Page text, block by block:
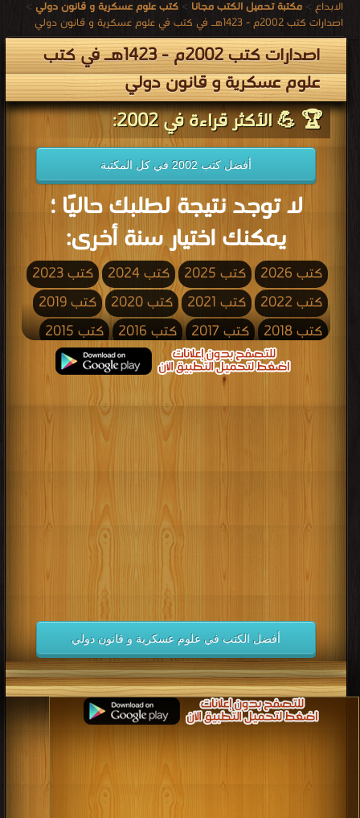
الابداع > مكتبة تحميل الكتب مجانا > كتب علوم عسكرية و قانون دولي >
اصدارات كتب 2002م - 1423هـ في كتب في علوم عسكرية و قانون دولي
اصدارات كتب 2002م - 1423هـ في كتب
علوم عسكرية و قانون دولي
🏆 💪 الأكثر قراءة في 2002:
أفضل كتب 2002 في كل المكتبة
لا توجد نتيجة لطلبك حاليًا ؛
يمكنك اختيار سنة أخرى:
كتب 2026 كتب 2025 كتب 2024
كتب 2023
كتب 2022
كتب 2021 كتب 2020
كتب 2019
كتب 2018
كتب 2017 كتب 2016
كتب 2015
كتب 2013 كتب 2012
كتب 2011
كتب 2009 كتب 2008
كتب 2006
كتب 2005 كتب 2004
كتب 2003
كتب 2000
كتب 1992
كتب 1991
كتب 1990
كتب 1989 كتب 1988
كتب 1987
كتب 1984
كتب 1983
كتب 1980
كتب 1979
كتب 1978
كتب 1977 كتب 1976
كتب 1975
كتب 1974
كتب 1973 كتب 1972
كتب 1971
كتب 1970
كتب 1969 كتب 1968
كتب 1967
كتب 1966
كتب 1965 كتب 1964
كتب 1963
كتب 1962
كتب 1961 كتب 1960
كتب 1959
كتب 1957
كتب 1952
كتب 1951
أفضل الكتب في علوم عسكرية و قانون دولي